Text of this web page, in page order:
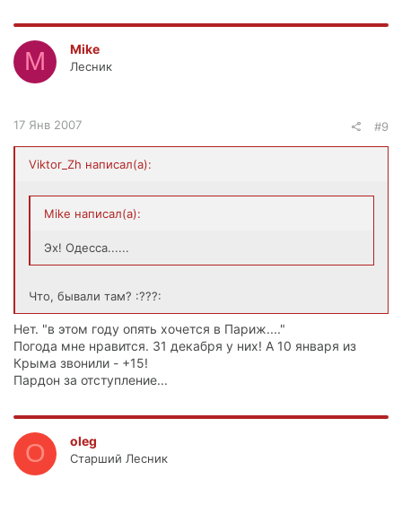
M Mike
Лесник
17 Янв 2007 #9
Viktor_Zh написал(а):
Mike написал(а):
Эх! Одесса......
Что, бывали там? :???:
Нет. "в этом году опять хочется в Париж...."
Погода мне нравится. 31 декабря у них! А 10 января из
Крыма звонили - +15!
Пардон за отступление...
O oleg
Старший Лесник